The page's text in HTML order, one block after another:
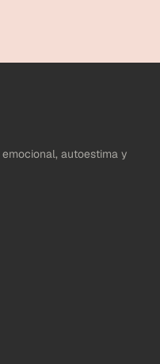
autoestima y